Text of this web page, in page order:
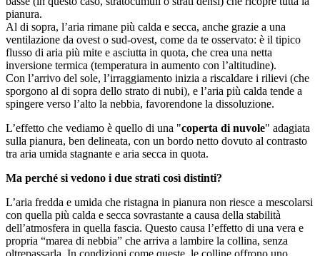
pianura.
Al di sopra, l’aria rimane più calda e secca, anche grazie a una
ventilazione da ovest o sud-ovest, come da te osservato: è il tipico
flusso di aria più mite e asciutta in quota, che crea una netta
inversione termica (temperatura in aumento con l’altitudine).
Con l’arrivo del sole, l’irraggiamento inizia a riscaldare i rilievi (che
sporgono al di sopra dello strato di nubi), e l’aria più calda tende a
spingere verso l’alto la nebbia, favorendone la dissoluzione.
L’effetto che vediamo è quello di una "coperta di nuvole" adagiata
sulla pianura, ben delineata, con un bordo netto dovuto al contrasto
tra aria umida stagnante e aria secca in quota.
Ma perché si vedono i due strati così distinti?
L’aria fredda e umida che ristagna in pianura non riesce a mescolarsi
con quella più calda e secca sovrastante a causa della stabilità
dell’atmosfera in quella fascia. Questo causa l’effetto di una vera e
propria “marea di nebbia” che arriva a lambire la collina, senza
oltrepassarla. In condizioni come queste, le colline offrono uno